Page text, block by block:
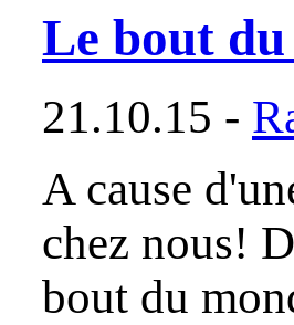
Le bout du
21.10.15 -
A cause
chez nous!
bout du